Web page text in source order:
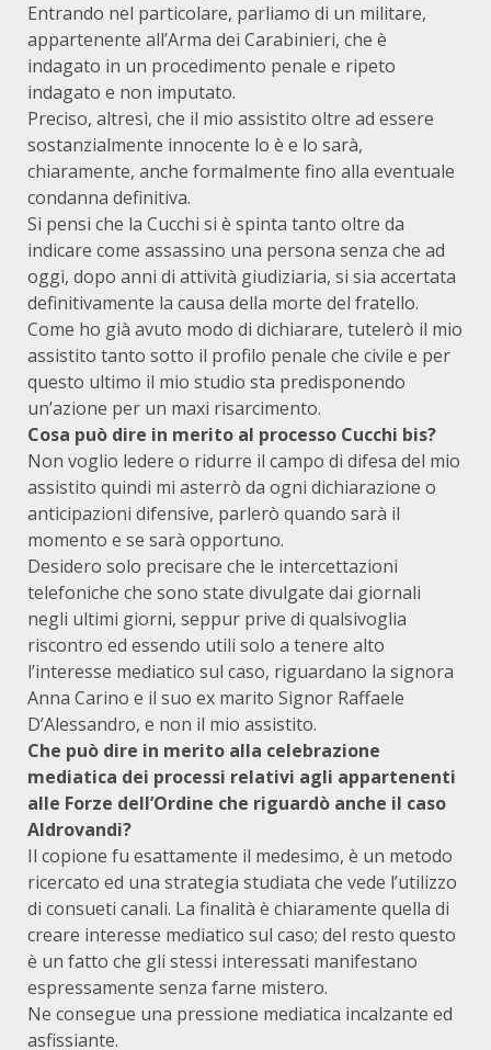
Entrando nel particolare, parliamo di un militare,
appartenente all’Arma dei Carabinieri, che è
indagato in un procedimento penale e ripeto
indagato e non imputato.
Preciso, altresì, che il mio assistito oltre ad essere
sostanzialmente innocente lo è e lo sarà,
chiaramente, anche formalmente fino alla eventuale
condanna definitiva.
Si pensi che la Cucchi si è spinta tanto oltre da
indicare come assassino una persona senza che ad
oggi, dopo anni di attività giudiziaria, si sia accertata
definitivamente la causa della morte del fratello.
Come ho già avuto modo di dichiarare, tutelerò il mio
assistito tanto sotto il profilo penale che civile e per
questo ultimo il mio studio sta predisponendo
un’azione per un maxi risarcimento.
Cosa può dire in merito al processo Cucchi bis?
Non voglio ledere o ridurre il campo di difesa del mio
assistito quindi mi asterrò da ogni dichiarazione o
anticipazioni difensive, parlerò quando sarà il
momento e se sarà opportuno.
Desidero solo precisare che le intercettazioni
telefoniche che sono state divulgate dai giornali
negli ultimi giorni, seppur prive di qualsivoglia
riscontro ed essendo utili solo a tenere alto
l’interesse mediatico sul caso, riguardano la signora
Anna Carino e il suo ex marito Signor Raffaele
D’Alessandro, e non il mio assistito.
Che può dire in merito alla celebrazione
mediatica dei processi relativi agli appartenenti
alle Forze dell’Ordine che riguardò anche il caso
Aldrovandi?
Il copione fu esattamente il medesimo, è un metodo
ricercato ed una strategia studiata che vede l’utilizzo
di consueti canali. La finalità è chiaramente quella di
creare interesse mediatico sul caso; del resto questo
è un fatto che gli stessi interessati manifestano
espressamente senza farne mistero.
Ne consegue una pressione mediatica incalzante ed
asfissiante.